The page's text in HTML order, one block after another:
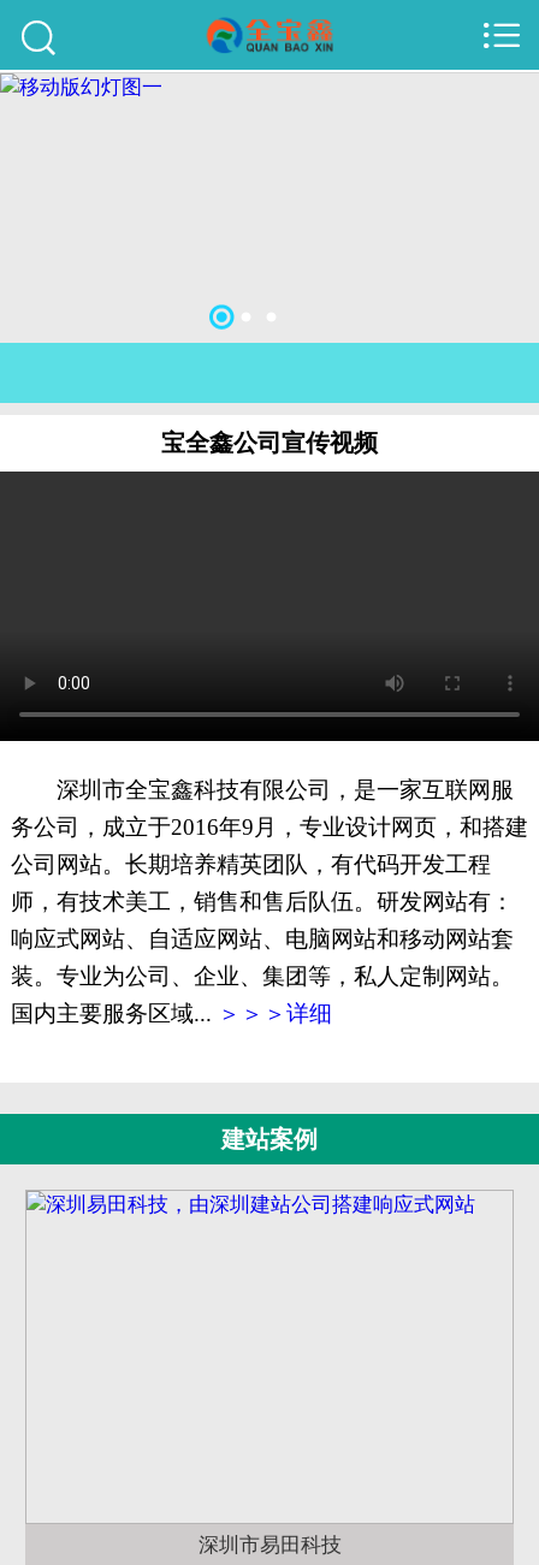
关于我们
联系我们
51La
XML地图


宝全鑫公司宣传视频
深圳市全宝鑫科技有限公司，是一家互联网服
务公司，成立于2016年9月，专业设计网页，和搭建
公司网站。长期培养精英团队，有代码开发工程
师，有技术美工，销售和售后队伍。研发网站有：
响应式网站、自适应网站、电脑网站和移动网站套
装。专业为公司、企业、集团等，私人定制网站。
国内主要服务区域... ＞＞＞详细
建站案例
深圳市易田科技